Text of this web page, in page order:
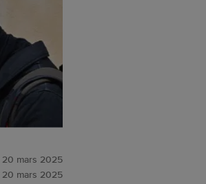
20 mars 2025
20 mars 2025